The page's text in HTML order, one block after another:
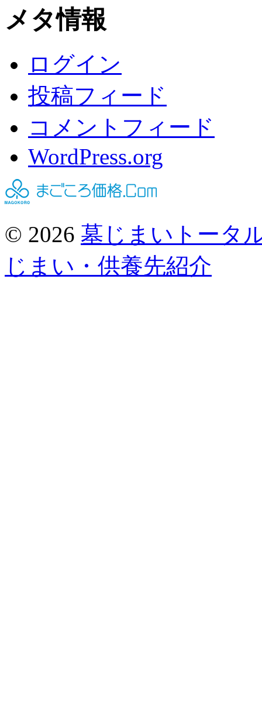
メタ情報
ログイン
投稿フィード
コメントフィード
WordPress.org
© 2026 墓じまいトータ
じまい・供養先紹介